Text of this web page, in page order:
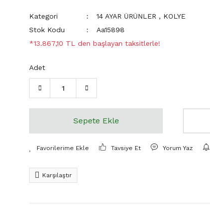
Kategori 14 AYAR ÜRÜNLER , KOLYE
Stok Kodu
Aa15898
*13.867,10 TL den başlayan taksitlerle!
Adet
Sepete Ekle
Tavsiye Et Yorum Yaz
Karşılaştır